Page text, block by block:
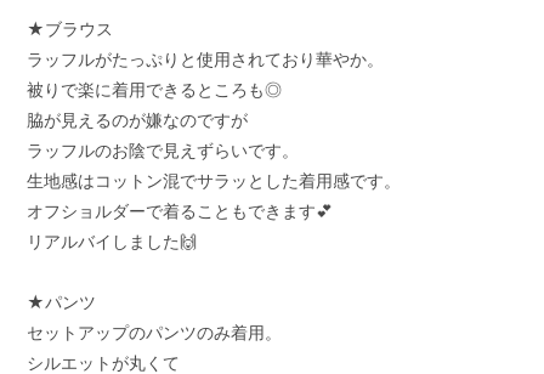
★ブラウス
ラッフルがたっぷりと使用されており華やか。
被りで楽に着用できるところも◎
脇が見えるのが嫌なのですが
ラッフルのお陰で見えずらいです。
生地感はコットン混でサラッとした着用感です。
オフショルダーで着ることもできます💕
リアルバイしました🙌
★パンツ
セットアップのパンツのみ着用。
シルエットが丸くて